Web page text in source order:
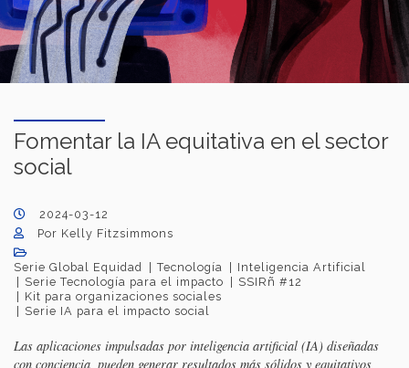
Fomentar la IA equitativa en el sector
social
2024-03-12
Por Kelly Fitzsimmons
Serie Global Equidad Tecnología
Inteligencia Artificial
Serie Tecnología para el impacto
SSIRñ #12
Kit para organizaciones sociales
Serie IA para el impacto social
Las aplicaciones impulsadas por inteligencia artificial (IA) diseñadas
con conciencia, pueden generar resultados más sólidos y equitativos